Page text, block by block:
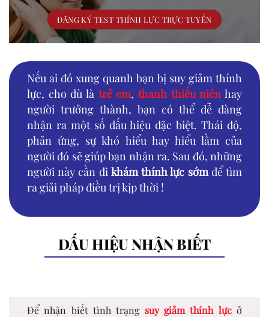
ĐĂNG KÝ TEST THÍNH LỰC TRỰC TUYẾN
Nếu ai đó xung quanh bạn bị suy giảm thính
lực, cho dù là trẻ em,thanh thiếu niên hay
người trưởng thành, bạn có thể dễ dàng
nhận ra một số dấu hiệu đặc biệt. Thái độ,
phản ứng, sự khó hiểu hay hiểu lầm của
người đó sẽ giúp bạn nhận ra. Sau đó, những
người này cần đi khám thính lực sớmđể tìm
ra giải pháp điều trị kịp thời !
DẤU HIỆU NHẬN BIẾT
Để nhận biết tình trạng suy giảm thính lựcở